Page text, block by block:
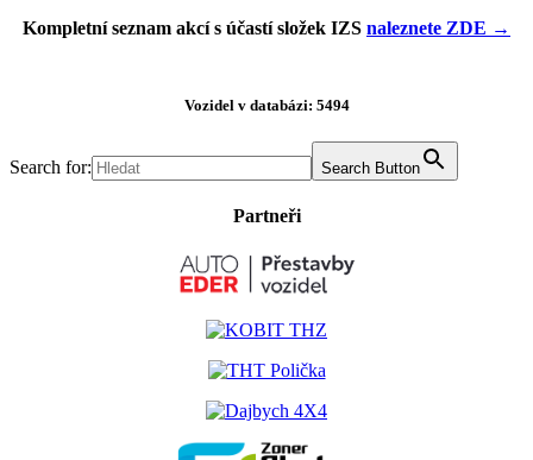
Kompletní seznam akcí s účastí složek IZS naleznete ZDE →
Vozidel v databázi: 5494
Search for: Search Button
Partneři